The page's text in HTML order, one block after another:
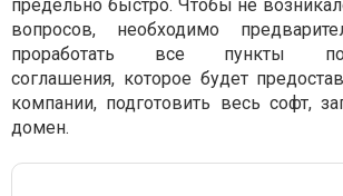
предельно быстро. Чтобы не
вопросов, необходимо
проработать все пункты
соглашения, которое будет
компании, подготовить весь софт,
домен.